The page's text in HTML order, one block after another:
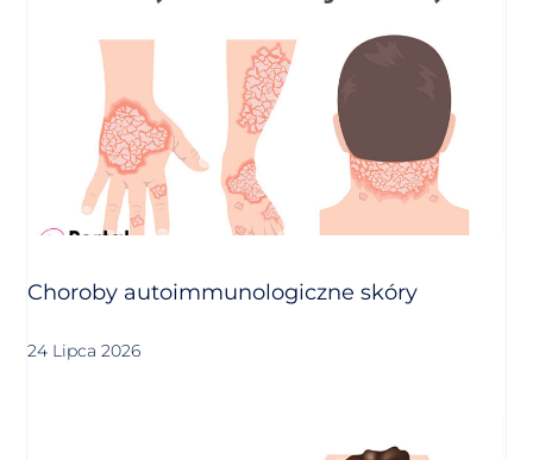
Choroby autoimmunologiczne skóry
24 Lipca 2026